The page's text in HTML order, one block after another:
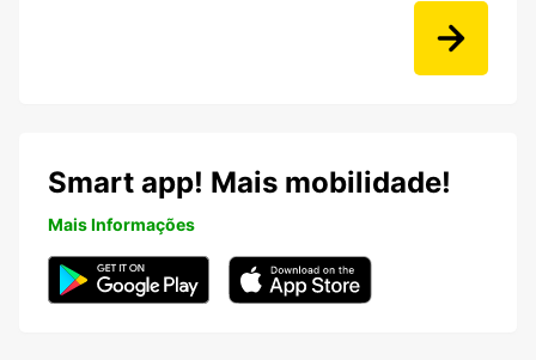
Smart app! Mais mobilidade!
Mais Informações